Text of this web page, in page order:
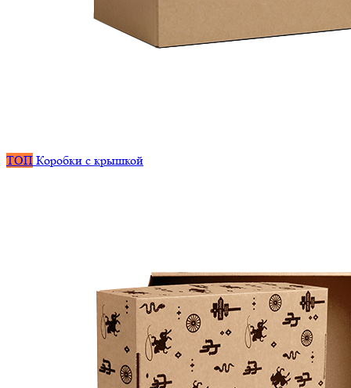
ТОП Коробки с крышкой